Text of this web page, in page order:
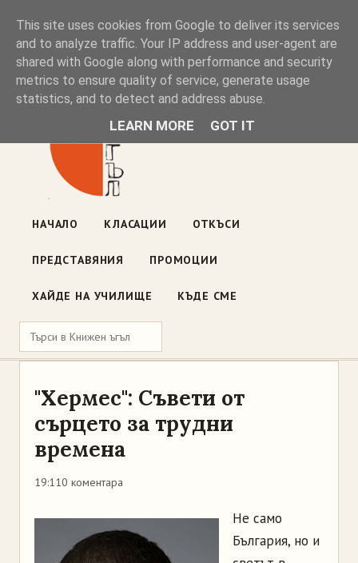
Книжен ъгъл
Блог на книжарницата — класации, откъси, нови книги
ул. „Оборище" 117, София· пон–пет 10:00–19:00 ·
НАЧАЛО КЛАСАЦИИ ОТКЪСИ
ПРЕДСТАВЯНИЯ ПРОМОЦИИ
ХАЙДЕ НА УЧИЛИЩЕ КЪДЕ СМЕ
"Хермес": Съвети от
сърцето за трудни
времена
19:110 коментара
Не само
България, но и
This site uses cookies from Google to deliver its services
and to analyze traffic. Your IP address and user-agent are
shared with Google along with performance and security
metrics to ensure quality of service, generate usage
statistics, and to detect and address abuse.
LEARN MORE GOT IT